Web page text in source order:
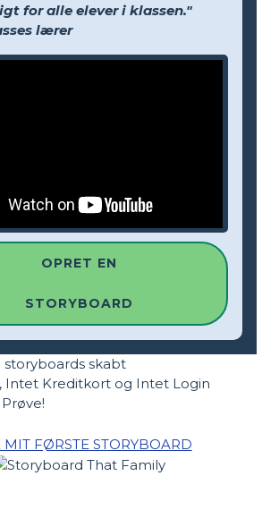
for alle elever i klassen."
lærer
OPRET EN
STORYBOARD
storyboards skabt
Intet Kreditkort og Intet Login
MIT FØRSTE STORYBOARD